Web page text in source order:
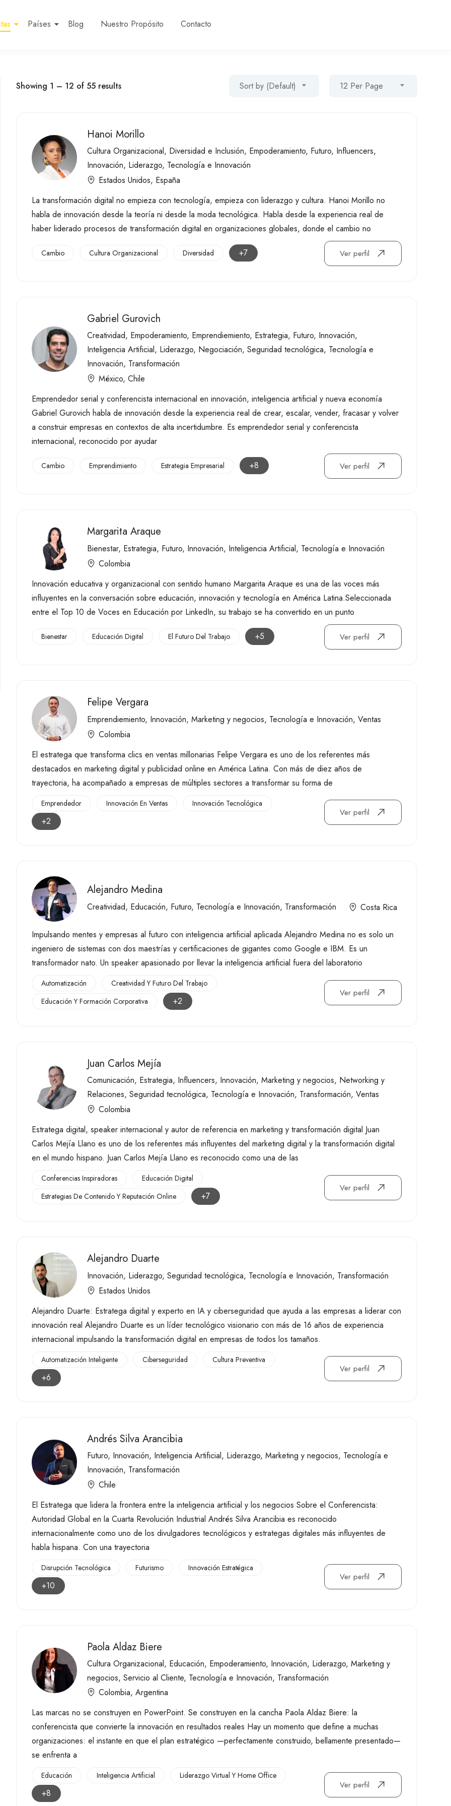
Países Blog Nuestro Propósito Contacto
Showing 1 – 12 of 55 results Sort by (Default) 12 Per Page
Hanoi Morillo
Cultura Organizacional, Diversidad e Inclusión, Empoderamiento, Futuro, Influencers,
Innovación, Liderazgo, Tecnología e Innovación
Estados Unidos, España
La transformación digital no empieza con tecnología, empieza con liderazgo y cultura. Hanoi Morillo no
habla de innovación desde la teoría ni desde la moda tecnológica. Habla desde la experiencia real de
haber liderado procesos de transformación digital en organizaciones globales, donde el cambio no
Cambio Cultura Organizacional Diversidad +7 Ver perfil
Gabriel Gurovich
Creatividad, Empoderamiento, Emprendiemiento, Estrategia, Futuro, Innovación,
Inteligencia Artificial, Liderazgo, Negociación,Seguridad tecnológica, Tecnología e
Innovación, Transformación
México,Chile
Emprendedor serial y conferencista internacional en innovación, inteligencia artificial y nueva economía
Gabriel Gurovich habla de innovación desde la experiencia real de crear, escalar, vender, fracasar y volver
a construir empresas en contextos de alta incertidumbre. Es emprendedor serial y conferencista
internacional, reconocido por ayudar
Cambio Emprendimiento Estrategia Empresarial +8 Ver perfil
Margarita Araque
Bienestar, Estrategia, Futuro, Innovación, Inteligencia Artificial, Tecnología e Innovación
Colombia
Innovación educativa y organizacional con sentido humano Margarita Araque es una de las voces más
influyentes en la conversación sobre educación, innovación y tecnología en América Latina.Seleccionada
entre el Top 10 de Voces en Educación por LinkedIn, su trabajo se ha convertido en un punto
Bienestar Educación Digital El Futuro Del Trabajo +5 Ver perfil
Felipe Vergara
Emprendiemiento, Innovación,Marketing y negocios, Tecnología e Innovación,Ventas
Colombia
El estratega que transforma clics en ventas millonarias Felipe Vergara es uno de los referentes más
destacados en marketing digital y publicidad online en América Latina. Con más de diez años de
trayectoria, ha acompañado a empresas de múltiples sectores a transformar su forma de
Emprendedor Innovación En Ventas Innovación Tecnológica
+2
Ver perfil
Alejandro Medina
Creatividad, Educación, Futuro, Tecnología e Innovación, Transformación Costa Rica
Impulsando mentes y empresas al futuro con inteligencia artificial aplicada Alejandro Medina no es solo un
ingeniero de sistemas con dos maestrías y certificaciones de gigantes como Google e IBM. Es un
transformador nato. Un speaker apasionado por llevar la inteligencia artificial fuera del laboratorio
Automatización
Creatividad Y Futuro Del Trabajo
Educación Y Formación Corporativa
+2
Ver perfil
Juan Carlos Mejía
Comunicación, Estrategia, Influencers, Innovación,Marketing y negocios, Networking y
Relaciones,Seguridad tecnológica, Tecnología e Innovación, Transformación,Ventas
Colombia
Estratega digital, speaker internacional y autor de referencia en marketing y transformación digital Juan
Carlos Mejía Llano es uno de los referentes más influyentes del marketing digital y la transformación digital
en el mundo hispano. Juan Carlos Mejía Llano es reconocido como una de las
Conferencias Inspiradoras
Educación Digital
Estrategias De Contenido Y Reputación Online
+7
Ver perfil
Alejandro Duarte
Innovación, Liderazgo,Seguridad tecnológica, Tecnología e Innovación, Transformación
Estados Unidos
Alejandro Duarte: Estratega digital y experto en IA y ciberseguridad que ayuda a las empresas a liderar con
innovación real Alejandro Duarte es un líder tecnológico visionario con más de 16 años de experiencia
internacional impulsando la transformación digital en empresas de todos los tamaños.
Automatización Inteligente Ciberseguridad Cultura Preventiva
+6
Ver perfil
Andrés Silva Arancibia
Futuro, Innovación, Inteligencia Artificial, Liderazgo,Marketing y negocios, Tecnología e
Innovación, Transformación
Chile
El Estratega que lidera la frontera entre la inteligencia artificial y los negocios Sobre el Conferencista:
Autoridad Global en la Cuarta Revolución Industrial Andrés Silva Arancibia es reconocido
internacionalmente como uno de los divulgadores tecnológicos y estrategas digitales más influyentes de
habla hispana. Con una trayectoria
Disrupción Tecnológica Futurismo Innovación Estratégica
+10
Ver perfil
Paola Aldaz Biere
Cultura Organizacional, Educación, Empoderamiento, Innovación, Liderazgo,Marketing y
negocios,Servicio al Cliente, Tecnología e Innovación, Transformación
Colombia,Argentina
Las marcas no se construyen en PowerPoint. Se construyen en la cancha Paola Aldaz Biere: la
conferencista que convierte la innovación en resultados reales Hay un momento que define a muchas
organizaciones: el instante en que el plan estratégico —perfectamente construido, bellamente presentado—
se enfrenta a
Educación ⁠Inteligencia Artificial Liderazgo Virtual Y Home Office
+8
Ver perfil